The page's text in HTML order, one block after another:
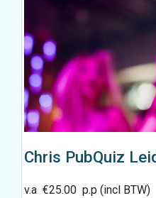
Chris PubQuiz
v.a€25.00 p.p (incl BTW)